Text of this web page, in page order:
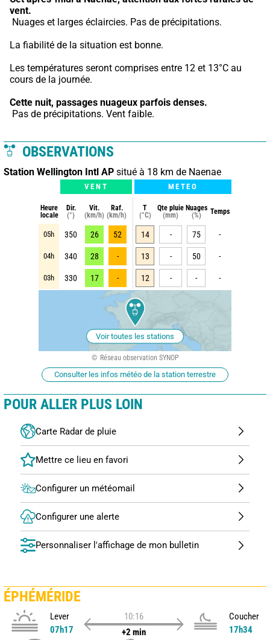
vent.
Nuages et larges éclaircies. Pas de précipitations.
La fiabilité de la situation est bonne.
Les températures seront comprises entre 12 et 13°C au
cours de la journée.
Cette nuit, passages nuageux parfois denses.
Pas de précipitations. Vent faible.
OBSERVATIONS
Station Wellington Intl AP situé à 18 km de Naenae
VENT METEO
Heure
locale
Dir.
(°)
Vit.
(km/h)
Raf.
(km/h)
T
(°C)
Qte pluie
(mm)
Nuages
(%)
Temps
05h 350 26 52 14 - 75 -
04h 340 28 - 13 - 50 -
03h 330 17 - 12 - - -
Voir toutes les stations
Réseau observation SYNOP
Consulter les infos météo de la station terrestre
POUR ALLER PLUS LOIN
Carte Radar de pluie
Configurer un météomail
Configurer une alerte
Personnaliser l'affichage de mon bulletin
ÉPHÉMÉRIDE
Lever
07h17
10:16
+2 min
Coucher
17h34